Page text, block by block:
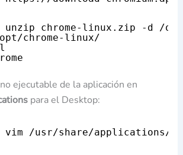
unzip chrome-linux.zip -d
/opt
chrome-linux/
ejecutable de la aplicación en
para el Desktop:
vim /usr/share/applications/